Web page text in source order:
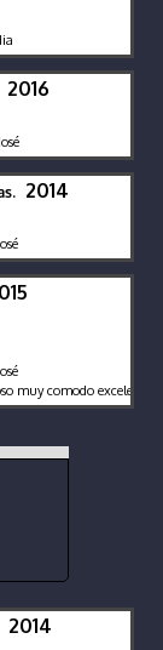
2016
2014
muy comodo excelente
2014